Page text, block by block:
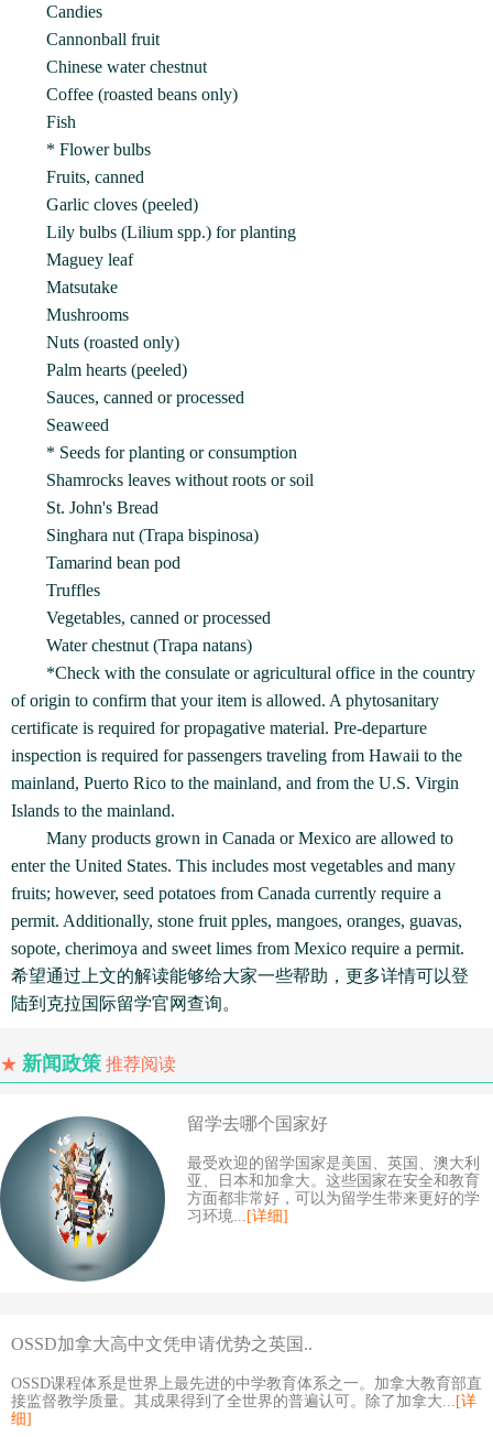
Candies
Cannonball fruit
Chinese water chestnut
Coffee (roasted beans only)
Fish
* Flower bulbs
Fruits, canned
Garlic cloves (peeled)
Lily bulbs (Lilium spp.) for planting
Maguey leaf
Matsutake
Mushrooms
Nuts (roasted only)
Palm hearts (peeled)
Sauces, canned or processed
Seaweed
* Seeds for planting or consumption
Shamrocks leaves without roots or soil
St. John's Bread
Singhara nut (Trapa bispinosa)
Tamarind bean pod
Truffles
Vegetables, canned or processed
Water chestnut (Trapa natans)
*Check with the consulate or agricultural office in the country
of origin to confirm that your item is allowed. A phytosanitary
certificate is required for propagative material. Pre-departure
inspection is required for passengers traveling from Hawaii to the
mainland, Puerto Rico to the mainland, and from the U.S. Virgin
Islands to the mainland.
Many products grown in Canada or Mexico are allowed to
enter the United States. This includes most vegetables and many
fruits; however, seed potatoes from Canada currently require a
permit. Additionally, stone fruit pples, mangoes, oranges, guavas,
sopote, cherimoya and sweet limes from Mexico require a permit.
希望通过上文的解读能够给大家一些帮助，更多详情可以登
陆到克拉国际留学官网查询。
★ 新闻政策 推荐阅读
留学去哪个国家好
最受欢迎的留学国家是美国、英国、澳大利
亚、日本和加拿大。这些国家在安全和教育
方面都非常好，可以为留学生带来更好的学
习环境... [详细]
OSSD加拿大高中文凭申请优势之英国..
OSSD课程体系是世界上最先进的中学教育体系之一。加拿大教育部直
接监督教学质量。其成果得到了全世界的普遍认可。除了加拿大... [详
细]